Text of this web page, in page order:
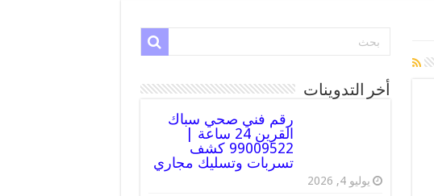
أخر التدوينات
رقم فني صحي سباك
القرين 24 ساعة |
99009522 كشف
تسربات وتسليك مجاري
يوليو 4, 2026